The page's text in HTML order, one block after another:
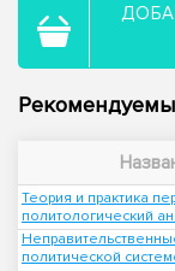
Теория и практика
политологический
политической